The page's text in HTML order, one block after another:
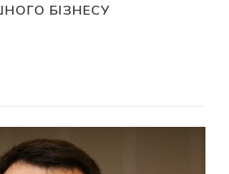
БІЗНЕСУ